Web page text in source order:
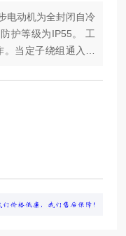
电动机为全封闭自冷
护等级为IP55。 工
当定子绕组通入三
受力，驱动转子旋